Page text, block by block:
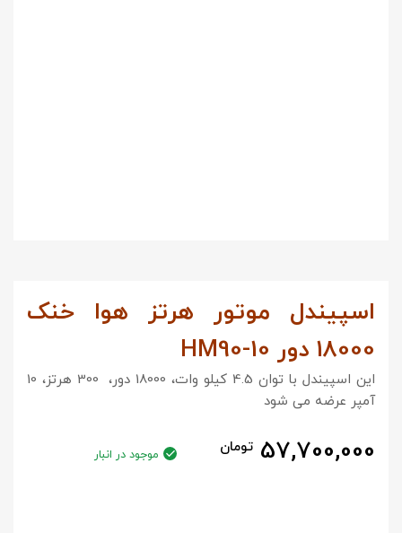
اسپیندل موتور هرتز هوا خنک
18000 دور HM90-10
این اسپیندل با توان 4.5 کیلو وات، 18000 دور، 300 هرتز، 10
آمپر عرضه می شود
57,700,000 تومان موجود در انبار